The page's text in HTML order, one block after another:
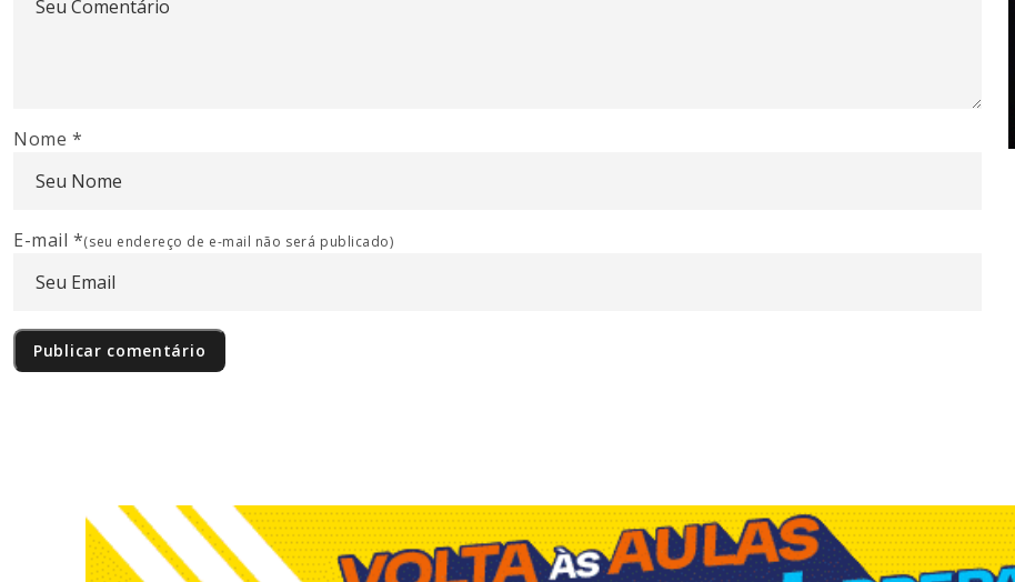
Nome *
E-mail *(seu endereço de e-mail não será publicado)